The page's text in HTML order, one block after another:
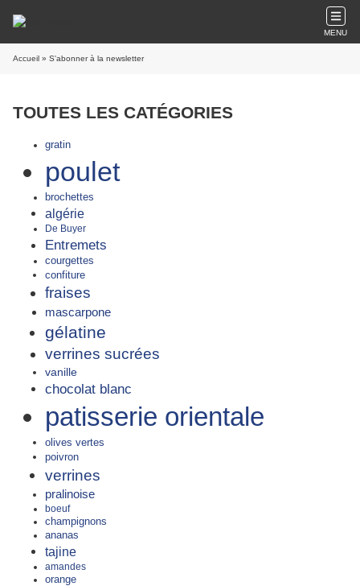
MENU
Accueil » S'abonner à la newsletter
TOUTES LES CATÉGORIES
gratin
poulet
brochettes
algérie
De Buyer
Entremets
courgettes
confiture
fraises
mascarpone
gélatine
verrines sucrées
vanille
chocolat blanc
patisserie orientale
olives vertes
poivron
verrines
pralinoise
boeuf
champignons
ananas
tajine
amandes
orange